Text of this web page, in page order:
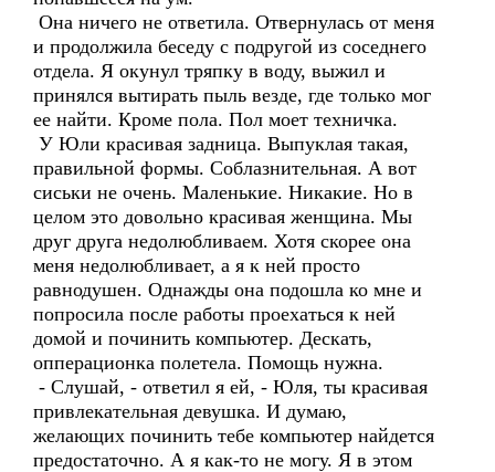
Она ничего не ответила. Отвернулась от меня
и продолжила беседу с подругой из соседнего
отдела. Я окунул тряпку в воду, выжил и
принялся вытирать пыль везде, где только мог
ее найти. Кроме пола. Пол моет техничка.
У Юли красивая задница. Выпуклая такая,
правильной формы. Соблазнительная. А вот
сиськи не очень. Маленькие. Никакие. Но в
целом это довольно красивая женщина. Мы
друг друга недолюбливаем. Хотя скорее она
меня недолюбливает, а я к ней просто
равнодушен. Однажды она подошла ко мне и
попросила после работы проехаться к ней
домой и починить компьютер. Дескать,
опперационка полетела. Помощь нужна.
- Слушай, - ответил я ей, - Юля, ты красивая
привлекательная девушка. И думаю,
желающих починить тебе компьютер найдется
предостаточно. А я как-то не могу. Я в этом